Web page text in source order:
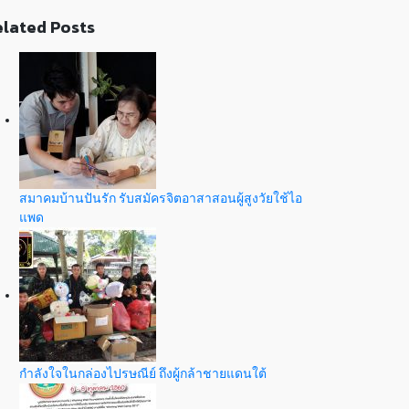
Posts
สมาคมบ้านปันรัก รับสมัครจิตอาสาสอนผู้สูงวัยใช้ไอ
แพด
กำลังใจในกล่องไปรษณีย์ ถึงผู้กล้าชายแดนใต้